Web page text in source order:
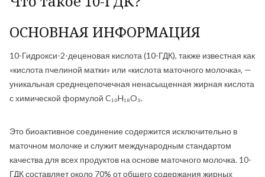
ОСНОВНАЯ ИНФОРМАЦИЯ
10-Гидрокси-2-деценовая кислота (10-ГДК), также известная как
«кислота пчелиной матки» или «кислота маточного молочка», —
уникальная среднецепочечная ненасыщенная жирная кислота
с химической формулой C₁₀H₁₈O₃.
Это биоактивное соединение содержится исключительно в
маточном молочке и служит международным стандартом
качества для всех продуктов на основе маточного молочка. 10-
ГДК составляет около 70% от общего содержания жирных